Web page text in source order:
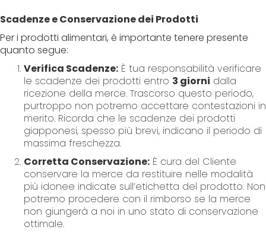
Scadenze e Conservazione dei Prodotti
Per i prodotti alimentari, è importante tenere presente
quanto segue:
Verifica Scadenze: È tua responsabilità verificare
le scadenze dei prodotti entro 3 giorni dalla
ricezione della merce. Trascorso questo periodo,
purtroppo non potremo accettare contestazioni in
merito. Ricorda che le scadenze dei prodotti
giapponesi, spesso più brevi, indicano il periodo di
massima freschezza.
Corretta Conservazione: È cura del Cliente
conservare la merce da restituire nelle modalità
più idonee indicate sull’etichetta del prodotto. Non
potremo procedere con il rimborso se la merce
non giungerà a noi in uno stato di conservazione
ottimale.